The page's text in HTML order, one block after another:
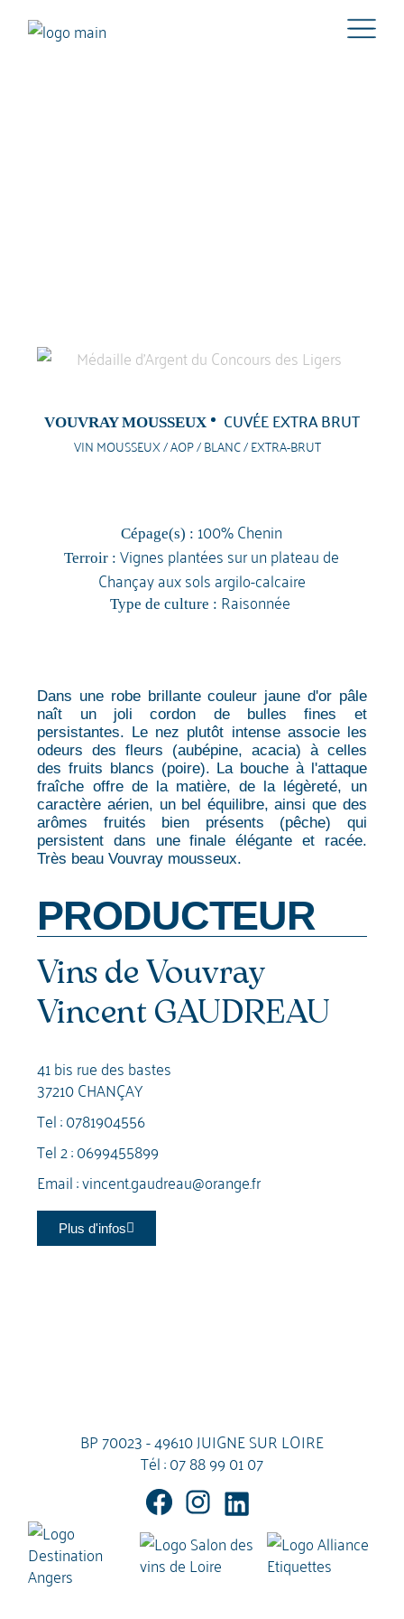
VOUVRAY MOUSSEUX CUVÉE EXTRA BRUT
VIN MOUSSEUX / AOP / BLANC / EXTRA-BRUT
Cépage(s) : 100% Chenin
Terroir : Vignes plantées sur un plateau de
Chançay aux sols argilo-calcaire
Type de culture : Raisonnée
Dans une robe brillante couleur jaune d'or pâle
naît un joli cordon de bulles fines et
persistantes. Le nez plutôt intense associe les
odeurs des fleurs (aubépine, acacia) à celles
des fruits blancs (poire). La bouche à l'attaque
fraîche offre de la matière, de la légèreté, un
caractère aérien, un bel équilibre, ainsi que des
arômes fruités bien présents (pêche) qui
persistent dans une finale élégante et racée.
Très beau Vouvray mousseux.
PRODUCTEUR
Vins de Vouvray
Vincent GAUDREAU
41 bis rue des bastes
37210 CHANÇAY
Tel :0781904556
Tel 2 :0699455899
Email :vincent.gaudreau@orange.fr
Plus d'infos
BP 70023 - 49610 JUIGNE SUR LOIRE
Tél :07 88 99 01 07